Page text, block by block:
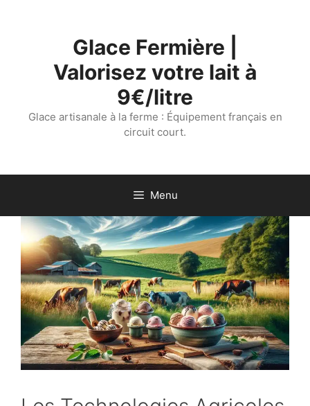
Glace Fermière |
Valorisez votre lait à
9€/litre
Glace artisanale à la ferme : Équipement français en
circuit court.
Menu